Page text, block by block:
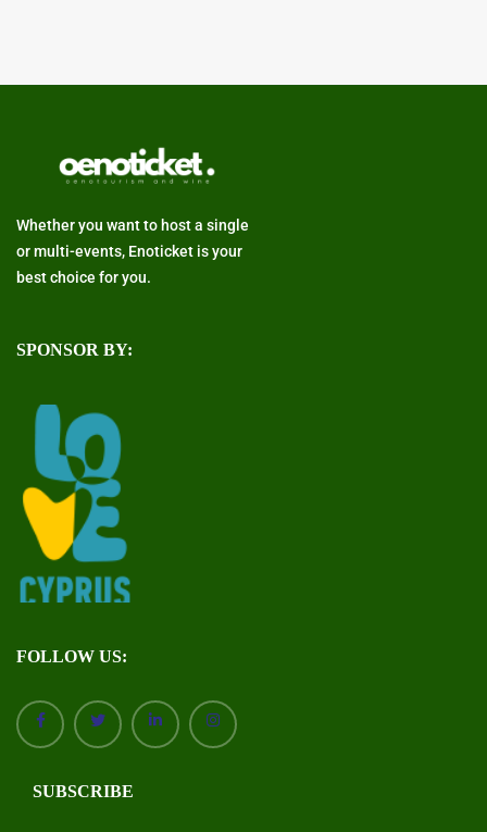
Whether you want to host a single
or multi-events, Enoticket is your
best choice for you.
SPONSOR BY:
FOLLOW US:
SUBSCRIBE